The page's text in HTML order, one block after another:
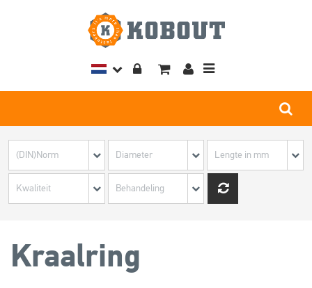
Toggle
Kraalring